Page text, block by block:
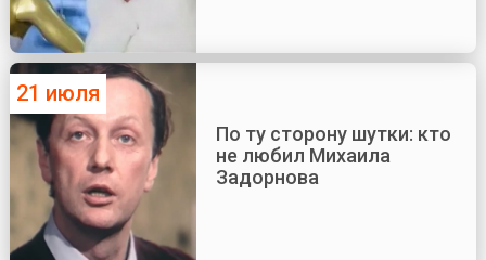
21 июля
По ту сторону шутки: кто
не любил Михаила
Задорнова